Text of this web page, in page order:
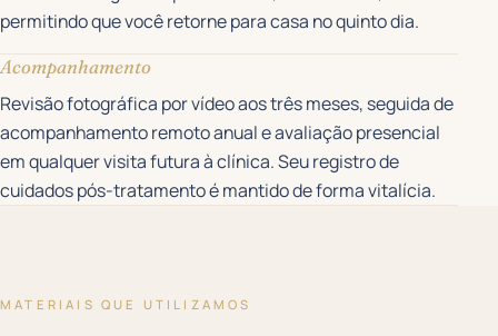
permitindo que você retorne para casa no quinto dia.
Acompanhamento
Revisão fotográfica por vídeo aos três meses, seguida de
acompanhamento remoto anual e avaliação presencial
em qualquer visita futura à clínica. Seu registro de
cuidados pós-tratamento é mantido de forma vitalícia.
MATERIAIS QUE UTILIZAMOS